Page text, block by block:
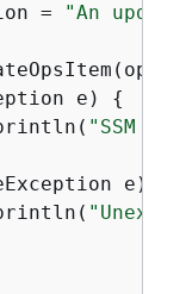
=
"An
e) {
"SSM
e)